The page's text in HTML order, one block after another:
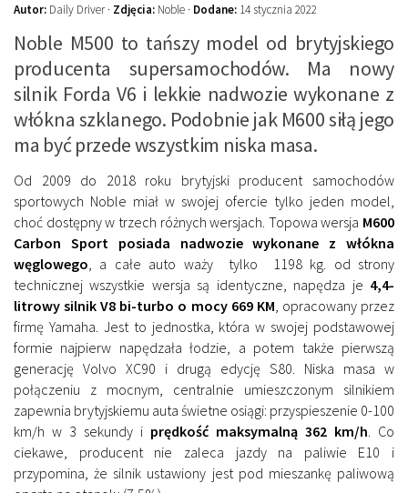
Autor: Daily Driver · Zdjęcia: Noble · Dodane: 14 stycznia 2022
Noble M500 to tańszy model od brytyjskiego
producenta supersamochodów. Ma nowy
silnik Forda V6 i lekkie nadwozie wykonane z
włókna szklanego. Podobnie jak M600 siłą jego
ma być przede wszystkim niska masa.
Od 2009 do 2018 roku brytyjski producent samochodów
sportowych Noble miał w swojej ofercie tylko jeden model,
choć dostępny w trzech różnych wersjach. Topowa wersja M600
Carbon Sport posiada nadwozie wykonane z włókna
węglowego , a całe auto waży tylko 1198 kg. od strony
technicznej wszystkie wersja są identyczne, napędza je 4,4-
litrowy silnik V8 bi-turbo o mocy 669 KM , opracowany przez
firmę Yamaha. Jest to jednostka, która w swojej podstawowej
formie najpierw napędzała łodzie, a potem także pierwszą
generację Volvo XC90 i drugą edycję S80. Niska masa w
połączeniu z mocnym, centralnie umieszczonym silnikiem
zapewnia brytyjskiemu auta świetne osiągi: przyspieszenie 0-100
km/h w 3 sekundy i prędkość maksymalną 362 km/h . Co
ciekawe, producent nie zaleca jazdy na paliwie E10 i
przypomina, że silnik ustawiony jest pod mieszankę paliwową